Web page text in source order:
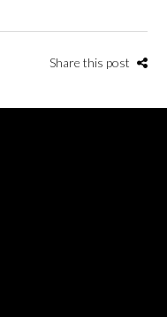
Share this post